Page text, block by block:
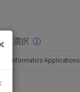
を選択
Bioinformatics Applications